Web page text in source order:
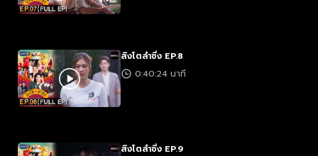
สิงโตลำซิ่ง EP.8
0:40:24 นาที
สิงโตลำซิ่ง EP.9